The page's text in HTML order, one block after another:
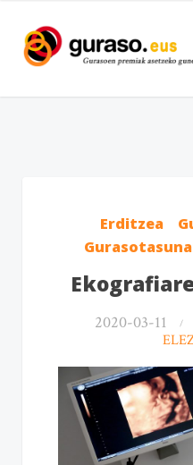
Erditzea
2020-03-11